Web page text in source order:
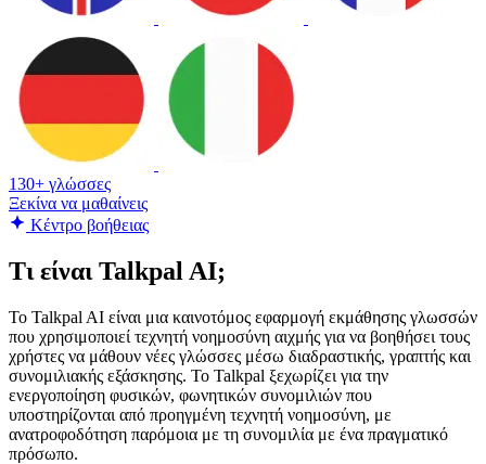
130+ γλώσσες
Ξεκίνα να μαθαίνεις
Κέντρο βοήθειας
Τι είναι Talkpal AI;
Το Talkpal AI είναι μια καινοτόμος εφαρμογή εκμάθησης γλωσσών
που χρησιμοποιεί τεχνητή νοημοσύνη αιχμής για να βοηθήσει τους
χρήστες να μάθουν νέες γλώσσες μέσω διαδραστικής, γραπτής και
συνομιλιακής εξάσκησης. Το Talkpal ξεχωρίζει για την
ενεργοποίηση φυσικών, φωνητικών συνομιλιών που
υποστηρίζονται από προηγμένη τεχνητή νοημοσύνη, με
ανατροφοδότηση παρόμοια με τη συνομιλία με ένα πραγματικό
πρόσωπο.